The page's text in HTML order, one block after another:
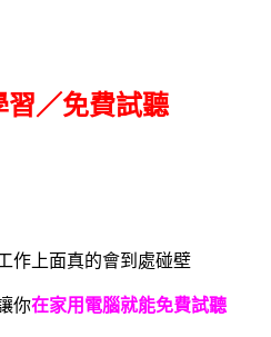
習／免費試聽
作上面真的會到處碰壁
你在家用電腦就能免費試聽